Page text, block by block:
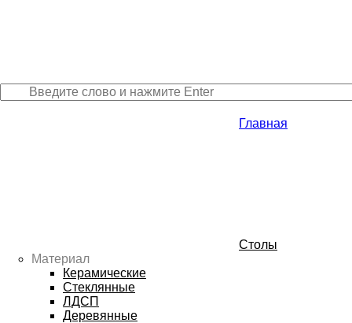
Главная
Столы
Материал
Керамические
Стеклянные
ЛДСП
Деревянные